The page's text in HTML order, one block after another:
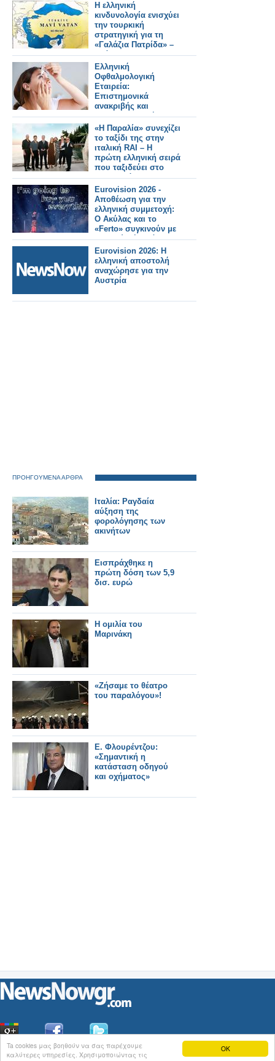
OK
Ta cookies μας βοηθούν να σας παρέχουμε
καλύτερες υπηρεσίες. Χρησιμοποιώντας τις
Η ελληνική
κινδυνολογία ενισχύει
την τουρκική
στρατηγική για τη
«Γαλάζια Πατρίδα» –
Ανάλυση του
Κωνσταντίνου
Μπαλωμένου
Ελληνική
Οφθαλμολογική
Εταιρεία:
Επιστημονικά
ανακριβής και
παραπλανητική η
διόρθωση της
μυωπίας με σταγόνες
«Η Παραλία» συνεχίζει
το ταξίδι της στην
ιταλική RAI – Η
πρώτη ελληνική σειρά
που ταξιδεύει στο
εξωτερικό
Eurovision 2026 -
Αποθέωση για την
ελληνική συμμετοχή:
Ο Ακύλας και το
«Ferto» συγκινούν με
το βαθύ μήνυμά τους
Eurovision 2026: Η
ελληνική αποστολή
αναχώρησε για την
Αυστρία
ΠΡΟΗΓΟΥΜΕΝΑ ΑΡΘΡΑ
Ιταλία: Ραγδαία
αύξηση της
φορολόγησης των
ακινήτων
Εισπράχθηκε η
πρώτη δόση των 5,9
δισ. ευρώ
Η ομιλία του
Μαρινάκη
«Ζήσαμε το θέατρο
του παραλόγου»!
Ε. Φλουρέντζου:
«Σημαντική η
κατάσταση οδηγού
και οχήματος»